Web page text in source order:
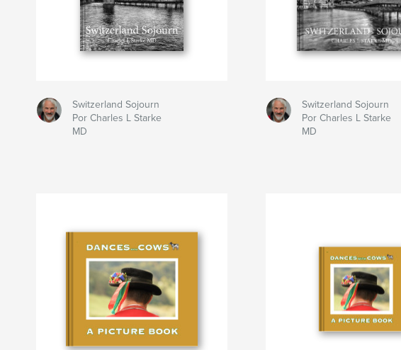
Switzerland Sojourn
Por Charles L Starke
MD
Switzerland Sojourn
Por Charles L Starke
MD